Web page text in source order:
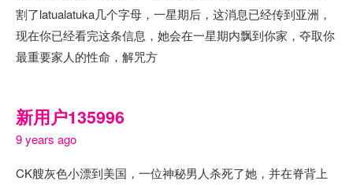
割了latualatuka几个字母，一星期后，这消息已经传到亚洲，
现在你已经看完这条信息，她会在一星期内飘到你家，夺取你
最重要家人的性命，解咒方
新用户135996
9 years ago
CK艘灰色小漂到美国，一位神秘男人杀死了她，并在脊背上